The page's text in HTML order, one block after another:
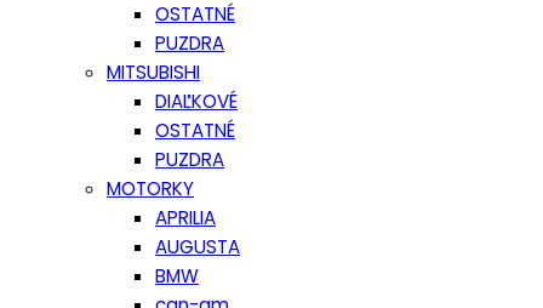
OSTATNÉ
PUZDRA
MITSUBISHI
DIAĽKOVÉ
OSTATNÉ
PUZDRA
MOTORKY
APRILIA
AUGUSTA
BMW